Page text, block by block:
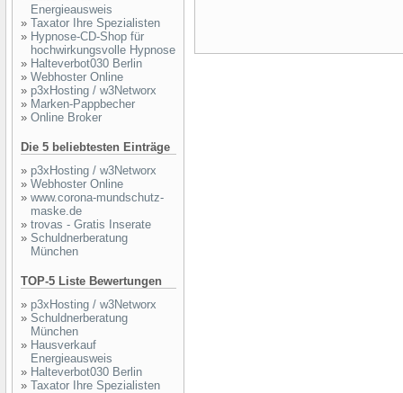
Energieausweis
» Taxator Ihre Spezialisten
» Hypnose-CD-Shop für
hochwirkungsvolle Hypnose
» Halteverbot030 Berlin
» Webhoster Online
» p3xHosting / w3Networx
» Marken-Pappbecher
» Online Broker
Die 5 beliebtesten Einträge
» p3xHosting / w3Networx
» Webhoster Online
» www.corona-mundschutz-
maske.de
» trovas - Gratis Inserate
» Schuldnerberatung
München
TOP-5 Liste Bewertungen
» p3xHosting / w3Networx
» Schuldnerberatung
München
» Hausverkauf
Energieausweis
» Halteverbot030 Berlin
» Taxator Ihre Spezialisten